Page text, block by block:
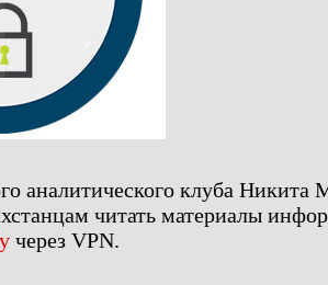
аналитического клуба Никита
читать материалы
через VPN.